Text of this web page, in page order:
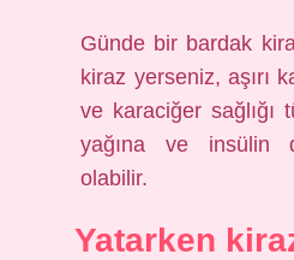
Günde bir bardak
kiraz yerseniz, aşırı
ve karaciğer sağlığı
yağına ve insülin
olabilir.
Yatarken